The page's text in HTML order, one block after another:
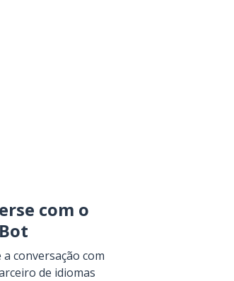
com o
conversação com
de idiomas